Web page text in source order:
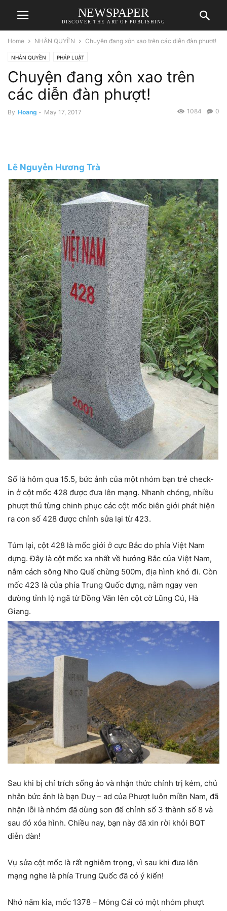
NEWSPAPER
DISCOVER THE ART OF PUBLISHING
Home NHÂN QUYỀN Chuyện đang xôn xao trên các diễn đàn phượt!
NHÂN QUYỀN PHÁP LUẬT
Chuyện đang xôn xao trên
các diễn đàn phượt!
By Hoang - May 17, 2017 0
1084
Lê Nguyễn Hương Trà
Số là hôm qua 15.5, bức ảnh của một nhóm bạn trẻ check-
in ở cột mốc 428 được đưa lên mạng. Nhanh chóng, nhiều
phượt thủ từng chinh phục các cột mốc biên giới phát hiện
ra con số 428 được chỉnh sửa lại từ 423.
Túm lại, cột 428 là mốc giới ở cực Bắc do phía Việt Nam
dựng. Đây là cột mốc xa nhất về hướng Bắc của Việt Nam,
nằm cách sông Nho Quế chừng 500m, địa hình khó đi. Còn
mốc 423 là của phía Trung Quốc dựng, nằm ngay ven
đường tỉnh lộ ngã từ Đồng Văn lên cột cờ Lũng Cú, Hà
Giang.
Sau khi bị chỉ trích sống ảo và nhận thức chính trị kém, chủ
nhân bức ảnh là bạn Duy – ad của Phượt luôn miền Nam, đã
nhận lỗi là nhóm đã dùng son để chỉnh số 3 thành số 8 và
sau đó xóa hình. Chiều nay, bạn này đã xin rời khỏi BQT
diễn đàn!
Vụ sửa cột mốc là rất nghiêm trọng, vì sau khi đưa lên
mạng nghe là phía Trung Quốc đã có ý kiến!
Nhớ năm kia, mốc 1378 – Móng Cái có một nhóm phượt